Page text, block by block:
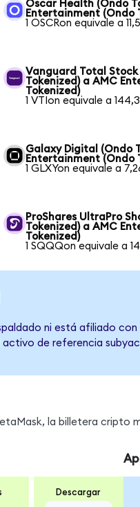
Oscar Health (Ondo
Entertainment (Ondo
1 OSCRon equivale a
Vanguard Total Stock
Tokenized) a AMC
Tokenized)
1 VTIon equivale a
Galaxy Digital (Ondo
Entertainment (Ondo
1 GLXYon equivale a
ProShares UltraPro
Tokenized) a AMC
Tokenized)
1 SQQQon equivale a
ni está afiliado
de referencia
la billetera cripto
Descargar